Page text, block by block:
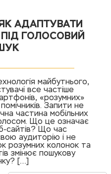
АДАПТУВАТИ
ГОЛОСОВИЙ
майбутнього,
все частіше
«розумних»
Запити не
частина мобільних
Що це означає
сайтів? Що час
аудиторію і не
розумних колонок та
змінює пошукову
[…]